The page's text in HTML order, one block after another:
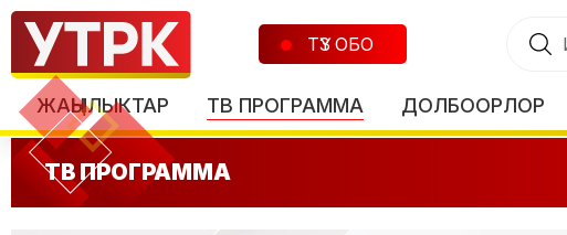
ТҮЗ ОБО
ЖАҢЫЛЫКТАР ТВ ПРОГРАММА ДОЛБООРЛОР
ТВ ПРОГРАММА